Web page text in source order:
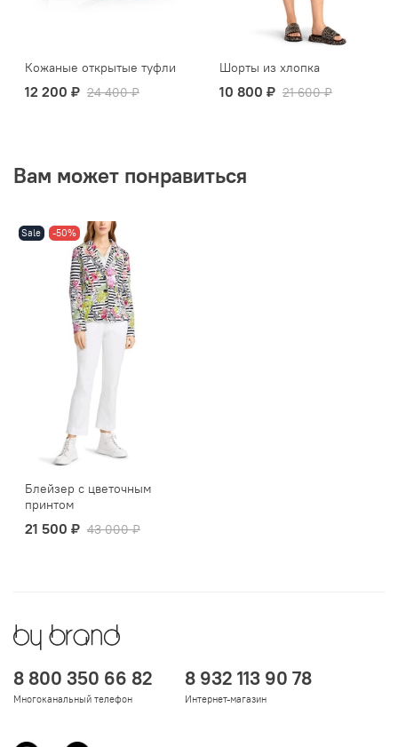
Кожаные открытые туфли
12 200 ₽ 24 400 ₽
Шорты из хлопка
10 800 ₽ 21 600 ₽
Вам может понравиться
Sale -50%
Блейзер с цветочным
принтом
21 500 ₽ 43 000 ₽
8 800 350 66 82
Многоканальный телефон
8 932 113 90 78
Интернет-магазин